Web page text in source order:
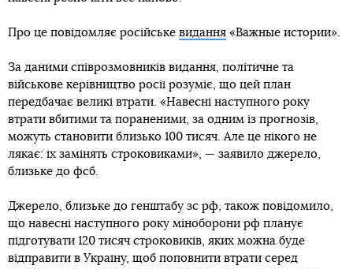
Про це повідомляє російське видання «Важные истории».
За даними співрозмовників видання, політичне та
військове керівництво росії розуміє, що цей план
передбачає великі втрати. «Навесні наступного року
втрати вбитими та пораненими, за одним із прогнозів,
можуть становити близько 100 тисяч. Але це нікого не
лякає: їх замінять строковиками», — заявило джерело,
близьке до фсб.
Джерело, близьке до генштабу зс рф, також повідомило,
що навесні наступного року міноборони рф планує
підготувати 120 тисяч строковиків, яких можна буде
відправити в Україну, щоб поповнити втрати серед